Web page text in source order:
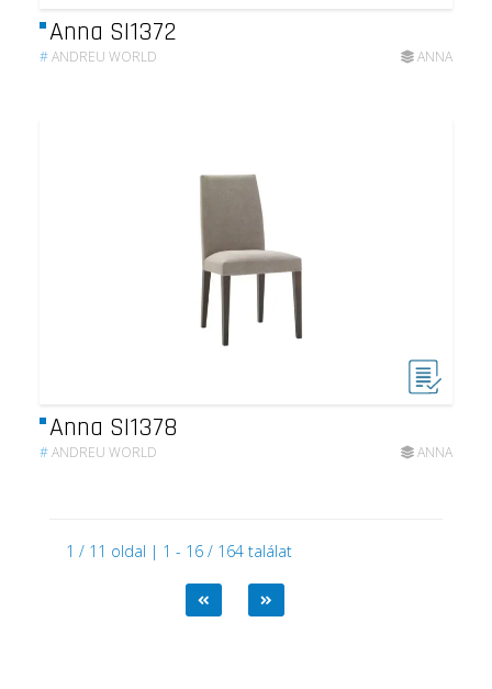
Anna SI1372
#ANDREU WORLD ANNA
Anna SI1378
#ANDREU WORLD ANNA
1 / 11 oldal | 1 - 16 / 164 találat